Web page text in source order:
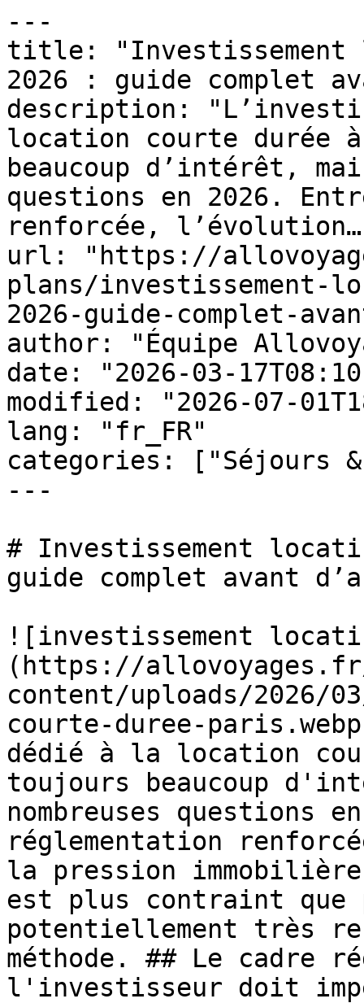
---
title: "Investissement
2026 : guide complet
description:
location courte durée
beaucoup d’intérêt,
questions en 2026.
renforcée,
url: "https://
plans/investissement-
2026-guide-complet-
author: "Équipe
date: "2026-03-
modified: "2026-07-
lang: "fr_FR"
categories: ["Séjours
---
# Investissement
guide complet avant
![investissement
(https://
content/uploads/2026/
courte-duree-
dédié à la location
toujours beaucoup
nombreuses questions
réglementation
la pression
est plus contraint
potentiellement très
méthode. ## Le cadre
l'investisseur doit